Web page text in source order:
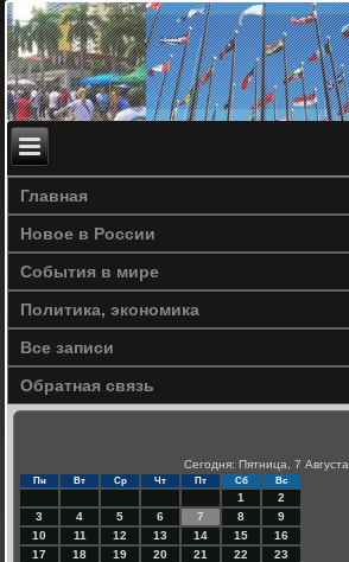
Главная
Новое в России
События в мире
Политика, экономика
Все записи
Обратная связь
Сегодня: Пятница, 7 Августа
Пн Вт Ср Чт Пт Сб Вс
1
2
3
4 5 6 7 8
9
10
11 12 13 14 15
16
17
18 19 20 21 22
23